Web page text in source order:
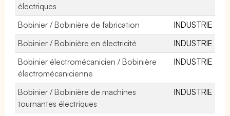
électriques
Bobinier / Bobinière de fabrication
INDUSTRIE
Bobinier / Bobinière en électricité
INDUSTRIE
Bobinier électromécanicien / Bobinière
électromécanicienne
INDUSTRIE
Bobinier / Bobinière de machines
tournantes électriques
INDUSTRIE